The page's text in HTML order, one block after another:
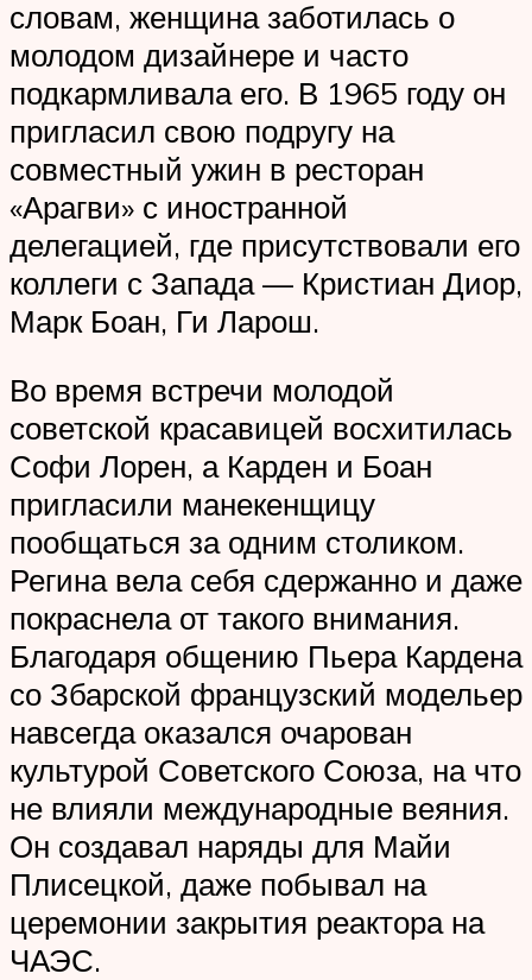
словам, женщина заботилась о
молодом дизайнере и часто
подкармливала его. В 1965 году он
пригласил свою подругу на
совместный ужин в ресторан
«Арагви» с иностранной
делегацией, где присутствовали его
коллеги с Запада — Кристиан Диор,
Марк Боан, Ги Ларош.
Во время встречи молодой
советской красавицей восхитилась
Софи Лорен, а Карден и Боан
пригласили манекенщицу
пообщаться за одним столиком.
Регина вела себя сдержанно и даже
покраснела от такого внимания.
Благодаря общению Пьера Кардена
со Збарской французский модельер
навсегда оказался очарован
культурой Советского Союза, на что
не влияли международные веяния.
Он создавал наряды для Майи
Плисецкой, даже побывал на
церемонии закрытия реактора на
ЧАЭС.